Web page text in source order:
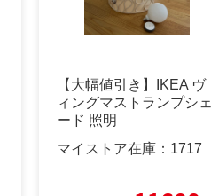
【大幅値引き】IKEA ヴ
ィングマストランプシェ
ード 照明
マイストア在庫： 1717